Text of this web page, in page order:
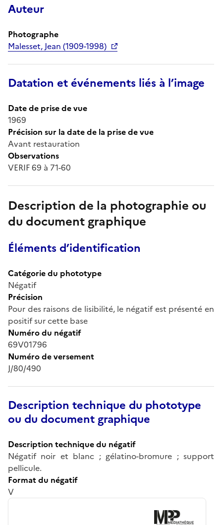
Auteur
Photographe
Malesset, Jean (1909-1998)
Datation et événements liés à l’image
Date de prise de vue
1969
Précision sur la date de la prise de vue
Avant restauration
Observations
VERIF 69 à 71-60
Description de la photographie ou
du document graphique
Éléments d’identification
Catégorie du phototype
Négatif
Précision
Pour des raisons de lisibilité, le négatif est présenté en
positif sur cette base
Numéro du négatif
69V01796
Numéro de versement
J/80/490
Description technique du phototype
ou du document graphique
Description technique du négatif
Négatif noir et blanc ; gélatino-bromure ; support
pellicule.
Format du négatif
V